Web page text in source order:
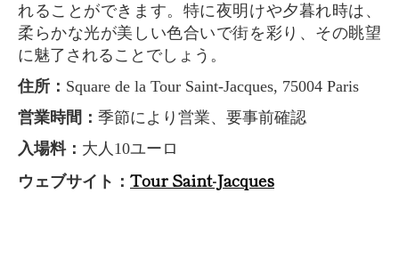
れることができます。特に夜明けや夕暮れ時は、
柔らかな光が美しい色合いで街を彩り、その眺望
に魅了されることでしょう。
住所： Square de la Tour Saint-Jacques, 75004 Paris
営業時間： 季節により営業、要事前確認
入場料： 大人10ユーロ
ウェブサイト： Tour Saint-Jacques